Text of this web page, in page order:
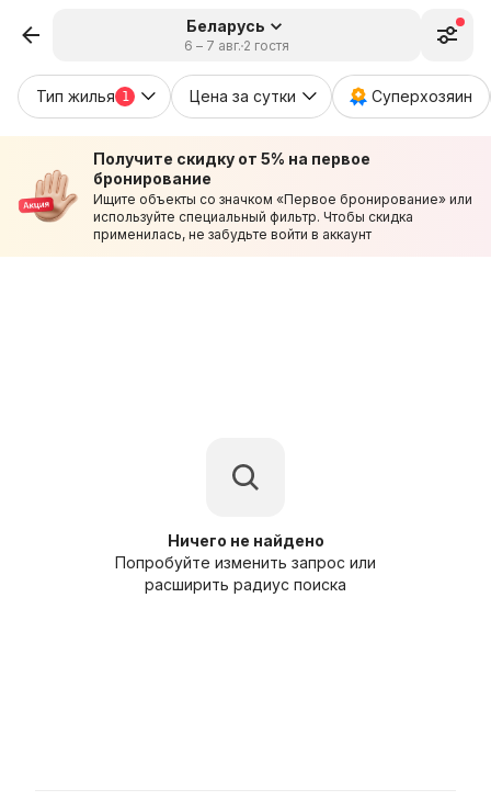
Беларусь
6 – 7 авг. 2 гостя
Тип жилья 1 Цена за сутки Суперхозяин
Получите скидку от 5% на первое
бронирование
Ищите объекты со значком «Первое бронирование» или
используйте специальный фильтр. Чтобы скидка
применилась, не забудьте войти в аккаунт
Ничего не найдено
Попробуйте изменить запрос или
расширить радиус поиска